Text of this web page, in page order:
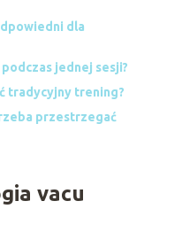
dla
jednej sesji?
tradycyjny trening?
przestrzegać
vacu